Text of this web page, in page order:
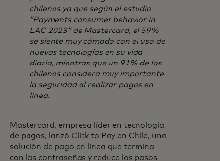
chilenos ya que según el estudio
“Payments consumer behavior in
LAC 2023” de Mastercard, el 59%
se siente muy cómodo con el uso de
nuevas tecnologías en su vida
diaria, mientras que un 91% de los
chilenos considera muy importante
la seguridad al realizar pagos en
línea.
Mastercard, empresa líder en tecnología
de pagos, lanzó Click to Pay en Chile, una
solución de pago en línea que termina
con las contraseñas y reduce los pasos